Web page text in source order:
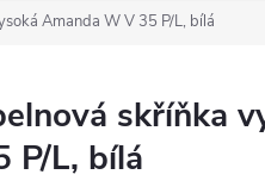
Amanda W V 35 P/L, bílá
skříňka
P/L, bílá